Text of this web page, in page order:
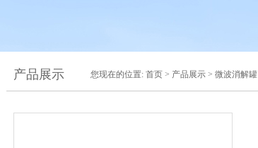
产品展示 您现在的位置: 首页 > 产品展示 > 微波消解罐